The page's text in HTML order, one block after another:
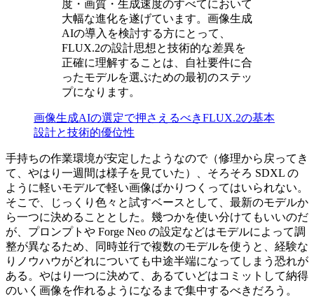
度・画質・生成速度のすべてにおいて
大幅な進化を遂げています。画像生成
AIの導入を検討する方にとって、
FLUX.2の設計思想と技術的な差異を
正確に理解することは、自社要件に合
ったモデルを選ぶための最初のステッ
プになります。
画像生成AIの選定で押さえるべきFLUX.2の基本
設計と技術的優位性
手持ちの作業環境が安定したようなので（修理から戻ってき
て、やはり一週間は様子を見ていた）、そろそろ SDXL の
ように軽いモデルで軽い画像ばかりつくってはいられない。
そこで、じっくり色々と試すベースとして、最新のモデルか
ら一つに決めることとした。幾つかを使い分けてもいいのだ
が、プロンプトや Forge Neo の設定などはモデルによって調
整が異なるため、同時並行で複数のモデルを使うと、経験な
りノウハウがどれについても中途半端になってしまう恐れが
ある。やはり一つに決めて、あるていどはコミットして納得
のいく画像を作れるようになるまで集中するべきだろう。